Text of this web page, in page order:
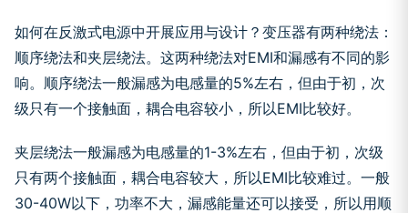
如何在反激式电源中开展应用与设计？变压器有两种绕法：
顺序绕法和夹层绕法。这两种绕法对EMI和漏感有不同的影
响。顺序绕法一般漏感为电感量的5%左右，但由于初，次
级只有一个接触面，耦合电容较小，所以EMI比较好。
夹层绕法一般漏感为电感量的1-3%左右，但由于初，次级
只有两个接触面，耦合电容较大，所以EMI比较难过。一般
30-40W以下，功率不大，漏感能量还可以接受，所以用顺